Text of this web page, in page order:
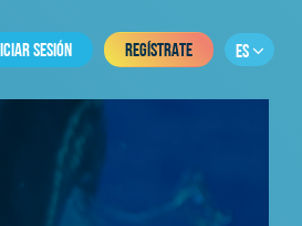
SESIÓN REGÍSTRATE ES